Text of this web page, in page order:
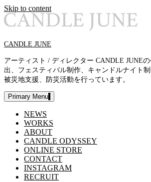
Skip to content
CANDLE JUNE
アーティスト / ディレクター CANDLE JUNE
出、フェスティバル制作、キャンドルナイト制
被災地支援、防災活動を行っています。
Primary Menu
NEWS
WORKS
ABOUT
CANDLE ODYSSEY
ONLINE STORE
CONTACT
INSTAGRAM
RECRUIT